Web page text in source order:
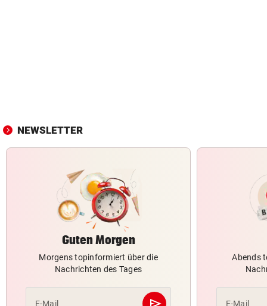
NEWSLETTER
Guten Morgen
Morgens topinformiert über die
Nachrichten des Tages
E-Mail
Abends
E-Mail